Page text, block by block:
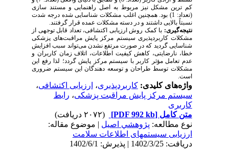
کم ترین مشکل نیز مربوط به اصل راهنمایی و مستند سازی
(تعداد: 1) بود. همچنین اغلب مشکلات شناسایی شده درجه شدت
نسبتاً بالایی داشتند و در دسته مشکلات عمده قرار گرفتند.
نتیجه‌گیری:با کمک روش ارزیابی اکتشافی، تعداد قابل توجهی از
مشکلات کاربردپذیری سیستم مرکز پایش مراقبت‌های پزشکی
شناسایی گردید که در صورت مرتفع نشدن می‌تواند سبب افزایش
خطا، نارضایتی، کاهش کیفیت اطلاعات، اتلاف زمان کاربران و
عدم تعامل مؤثر کاربر با سیستم مرکز پایش گردد؛ لذا رفع این
مشکلات توسط طراحان و توسعه دهندگان این سیستم ضروری
است.
واژه‌های کلیدی:کاربردپذیری،ارزیابی اکتشافی،
سیستم مرکز پایش مراقبت پزشکی،رابط
کاربری
متن کامل[PDF 992 kb]
نوع مطالعه:پژوهشي اصیل| موضوع مقاله:
ارزیابی سیستمهای اطلاعات سلامت
دریافت: 1402/3/25 | پذیرش: 1402/6/1